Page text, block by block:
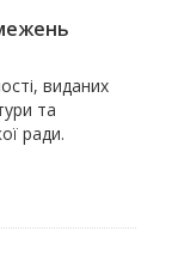
виданих
та
ради.